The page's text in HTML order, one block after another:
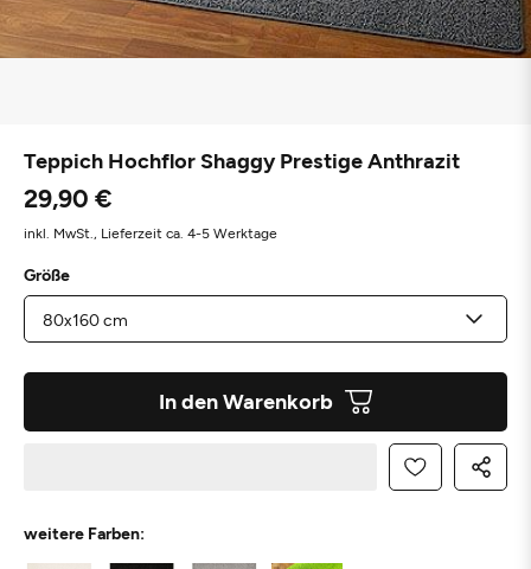
Teppich Hochflor Shaggy Prestige Anthrazit
29,90 €
inkl. MwSt., Lieferzeit ca. 4-5 Werktage
Größe
In den Warenkorb
weitere Farben: